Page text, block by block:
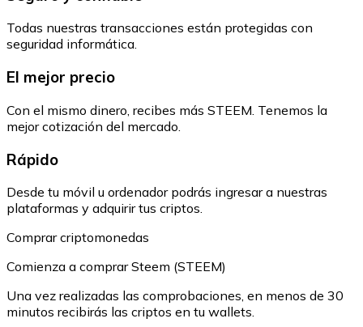
Todas nuestras transacciones están protegidas con
seguridad informática.
El mejor precio
Con el mismo dinero, recibes más STEEM. Tenemos la
mejor cotización del mercado.
Rápido
Desde tu móvil u ordenador podrás ingresar a nuestras
plataformas y adquirir tus criptos.
Comprar criptomonedas
Comienza a comprar Steem (STEEM)
Una vez realizadas las comprobaciones, en menos de 30
minutos recibirás las criptos en tu wallets.